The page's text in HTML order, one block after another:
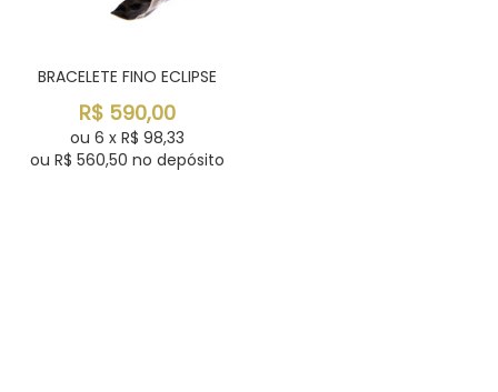
BRACELETE FINO ECLIPSE
R$ 590,00
ou 6 x R$ 98,33
ou R$ 560,50 no depósito